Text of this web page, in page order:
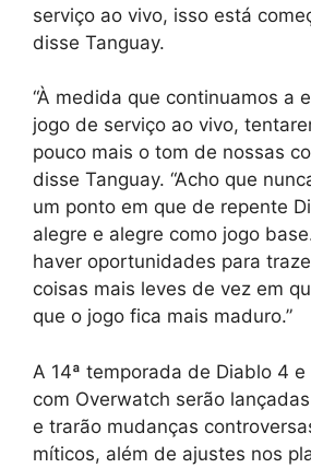
serviço ao vivo, isso está
disse Tanguay.
“À medida que continuamos a
jogo de serviço ao vivo,
pouco mais o tom de nossas
disse Tanguay. “Acho que
um ponto em que de repente
alegre e alegre como jogo
haver oportunidades para
coisas mais leves de vez em
que o jogo fica mais maduro.”
A 14ª temporada de Diablo 4
com Overwatch serão
e trarão mudanças
míticos, além de ajustes nos